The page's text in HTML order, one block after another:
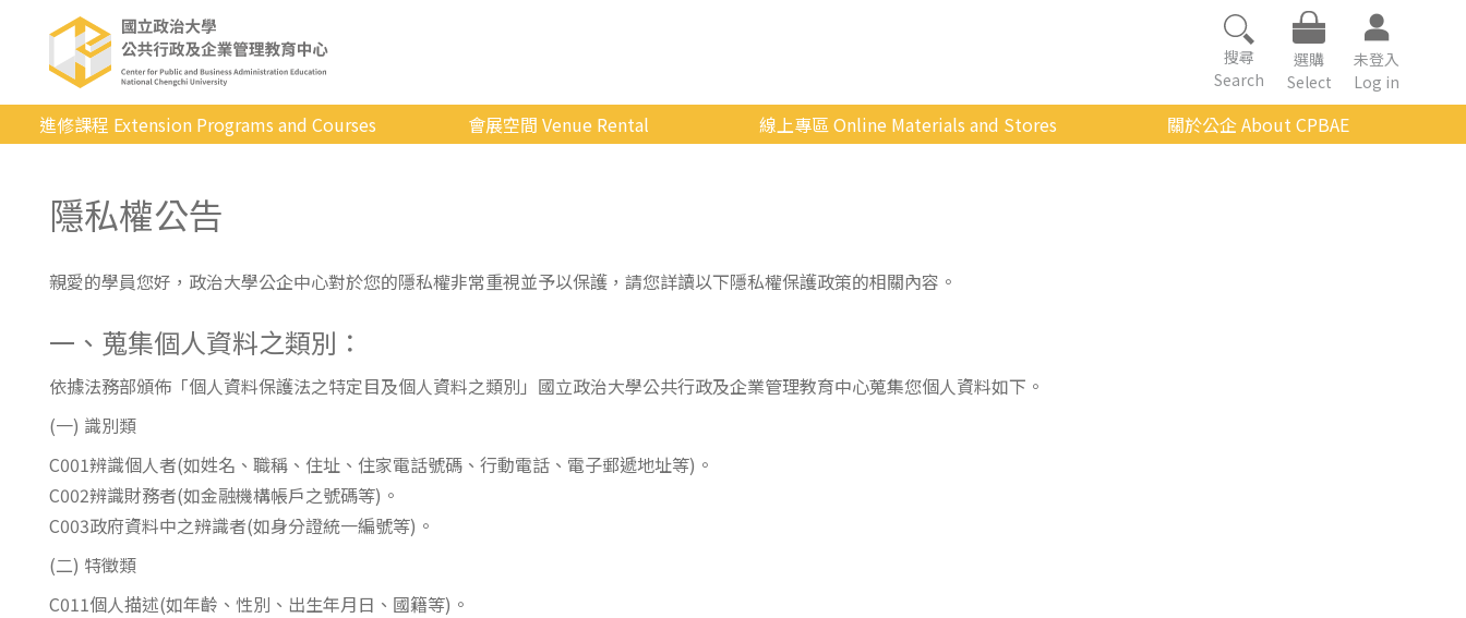
搜尋
Search
選購
Select
未登入
Log in
進修課程 Extension Programs and Courses
專業/學分
商管/永續
科技/生活
健康運動
日韓語
東南亞語
語言檢定
會展空間 Venue Rental
使用辦法
歷年活動
線上專區 Online Materials and Stores
關於公企 About CPBAE
隱私權公告
親愛的學員您好，政治大學公企中心對於您的隱私權非常重視並予以保護，請您詳讀以下隱私權保護政策的相關內容。
一、蒐集個人資料之類別：
依據法務部頒佈「個人資料保護法之特定目及個人資料之類別」國立政治大學公共行政及企業管理教育中心蒐集您個人資料如下。
(一) 識別類
C001辨識個人者(如姓名、職稱、住址、住家電話號碼、行動電話、電子郵遞地址等)。
C002辨識財務者(如金融機構帳戶之號碼等)。
C003政府資料中之辨識者(如身分證統一編號等)。
(二) 特徵類
C011個人描述(如年齡、性別、出生年月日、國籍等)。